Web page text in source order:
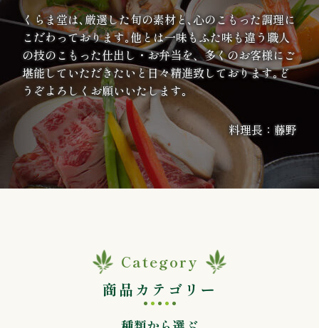
案
内
種
か
ら
くらま堂は､厳選した旬の素材と､心のこもった調理に
こだわっております｡他とは一味もふた味も違う職人
の技のこもった仕出し・お弁当を、多くのお客様にご
堪能していただきたいと日々精進致しております｡ど
うぞよろしくお願いいたします｡
料理長：藤野
Category
商品カテゴリー